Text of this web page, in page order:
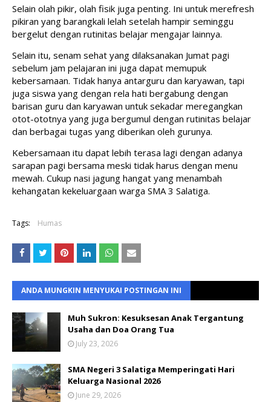
Selain olah pikir, olah fisik juga penting. Ini untuk merefresh
pikiran yang barangkali lelah setelah hampir seminggu
bergelut dengan rutinitas belajar mengajar lainnya.
Selain itu, senam sehat yang dilaksanakan Jumat pagi
sebelum jam pelajaran ini juga dapat memupuk
kebersamaan. Tidak hanya antarguru dan karyawan, tapi
juga siswa yang dengan rela hati bergabung dengan
barisan guru dan karyawan untuk sekadar meregangkan
otot-ototnya yang juga bergumul dengan rutinitas belajar
dan berbagai tugas yang diberikan oleh gurunya.
Kebersamaan itu dapat lebih terasa lagi dengan adanya
sarapan pagi bersama meski tidak harus dengan menu
mewah. Cukup nasi jagung hangat yang menambah
kehangatan kekeluargaan warga SMA 3 Salatiga.
Tags: Humas
ANDA MUNGKIN MENYUKAI POSTINGAN INI
Muh Sukron: Kesuksesan Anak Tergantung
Usaha dan Doa Orang Tua
July 23, 2026
SMA Negeri 3 Salatiga Memperingati Hari
Keluarga Nasional 2026
June 29, 2026